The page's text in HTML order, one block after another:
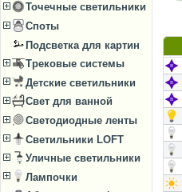
Точечные светильники
Споты
Подсветка для картин
Трековые системы
Детские светильники
Свет для ванной
Светодиодные ленты
Светильники LOFT
Уличные светильники
Лампочки